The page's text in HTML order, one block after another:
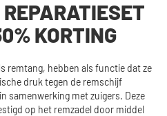
KORTING
remtang, hebben als functie dat ze
druk tegen de remschijf
samenwerking met zuigers. Deze
op het remzadel door middel